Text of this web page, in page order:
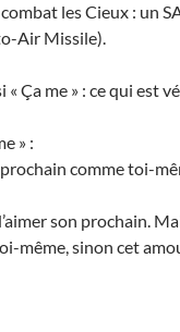
les Cieux : un
Air Missile).
« Ça me » : ce qui est
» :
comme toi-
son prochain.
même, sinon cet